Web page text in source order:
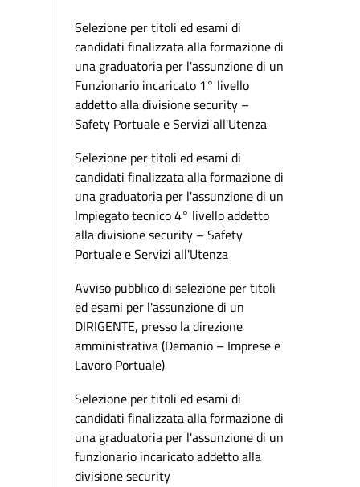
Selezione per titoli ed esami di
candidati finalizzata alla formazione di
una graduatoria per l'assunzione di un
Funzionario incaricato 1° livello
addetto alla divisione security –
Safety Portuale e Servizi all'Utenza
Selezione per titoli ed esami di
candidati finalizzata alla formazione di
una graduatoria per l'assunzione di un
Impiegato tecnico 4° livello addetto
alla divisione security – Safety
Portuale e Servizi all'Utenza
Avviso pubblico di selezione per titoli
ed esami per l'assunzione di un
DIRIGENTE, presso la direzione
amministrativa (Demanio – Imprese e
Lavoro Portuale)
Selezione per titoli ed esami di
candidati finalizzata alla formazione di
una graduatoria per l'assunzione di un
funzionario incaricato addetto alla
divisione security